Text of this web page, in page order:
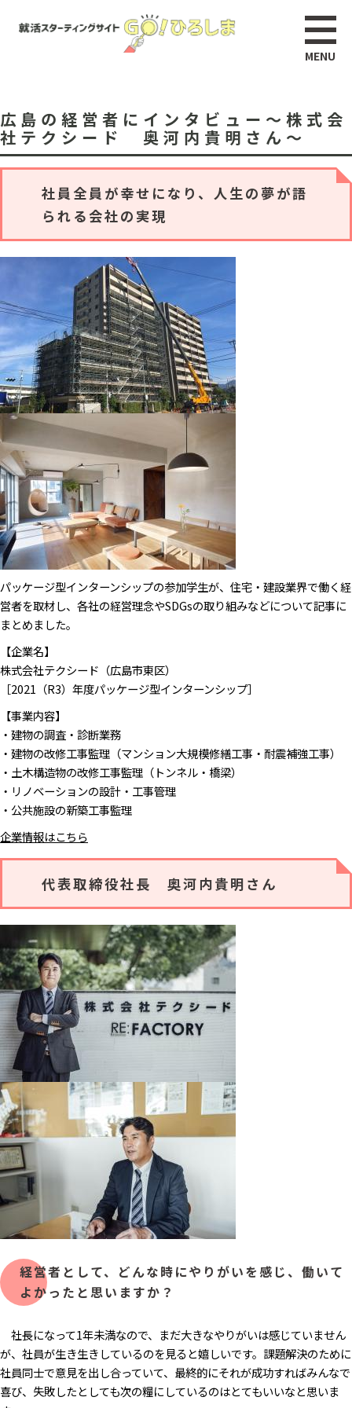
広島の経営者にインタビュー～株式会
社テクシード 奥河内貴明さん～
社員全員が幸せになり、人生の夢が語
られる会社の実現
パッケージ型インターンシップの参加学生が、住宅・建設業界で働く経
営者を取材し、各社の経営理念やSDGsの取り組みなどについて記事に
まとめました。
【企業名】
株式会社テクシード（広島市東区）
［2021（R3）年度パッケージ型インターンシップ］
【事業内容】
・建物の調査・診断業務
・建物の改修工事監理（マンション大規模修繕工事・耐震補強工事）
・土木構造物の改修工事監理（トンネル・橋梁）
・リノベーションの設計・工事管理
・公共施設の新築工事監理
企業情報はこちら
代表取締役社長 奥河内貴明さん
経営者として、どんな時にやりがいを感じ、働いて
よかったと思いますか？
社長になって1年未満なので、まだ大きなやりがいは感じていません
が、社員が生き生きしているのを見ると嬉しいです。課題解決のために
社員同士で意見を出し合っていて、最終的にそれが成功すればみんなで
喜び、失敗したとしても次の糧にしているのはとてもいいなと思いま